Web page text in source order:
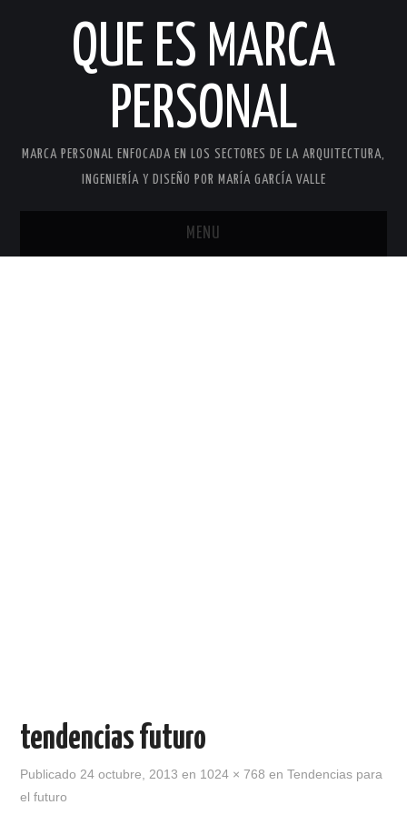
QUE ES MARCA
PERSONAL
MARCA PERSONAL ENFOCADA EN LOS SECTORES DE LA ARQUITECTURA,
INGENIERÍA Y DISEÑO POR MARÍA GARCÍA VALLE
MENU
tendencias futuro
Publicado 24 octubre, 2013 en 1024 × 768 enTendencias para
el futuro